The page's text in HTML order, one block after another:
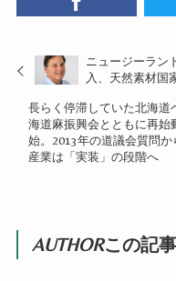
ニュージーラン
入、天然素材国
長らく停滞していた北海
海道麻振興会とともに再始
始。2013年の道議会質問
産業は「実装」の段階へ
AUTHORこの記